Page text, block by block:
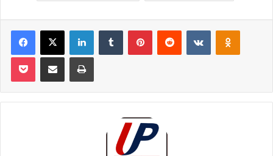
Facebook
X LinkedInTumblr PinterestReddit VKontakte
Pocket Share via Email Print